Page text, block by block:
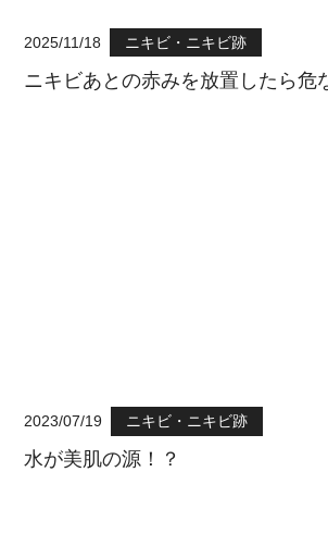
2025/11/18 ニキビ・ニキビ跡
ニキビあとの赤みを放置したら危
2023/07/19 ニキビ・ニキビ跡
水が美肌の源！？